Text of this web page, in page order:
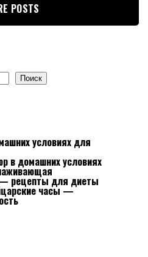
POSTS
Поиск
условиях для
в домашних условиях
рецепты для диеты
часы —